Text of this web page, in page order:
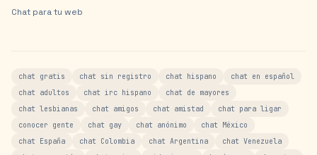
Chat para tu web
chat gratis chat sin registro chat hispano
chat en español
chat adultos
chat irc hispano
chat de mayores
chat lesbianas
chat amigos chat amistad
chat para ligar
conocer gente
chat gay chat anónimo
chat México
chat España
chat Colombia chat Argentina
chat Venezuela